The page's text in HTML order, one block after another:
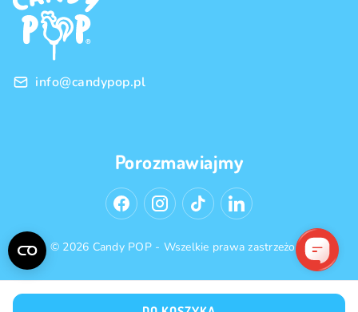
Polityka prywatności
Handel hurtowy
info@candypop.pl
Porozmawiajmy
© 2026 Candy POP - Wszelkie prawa zastrzeżone